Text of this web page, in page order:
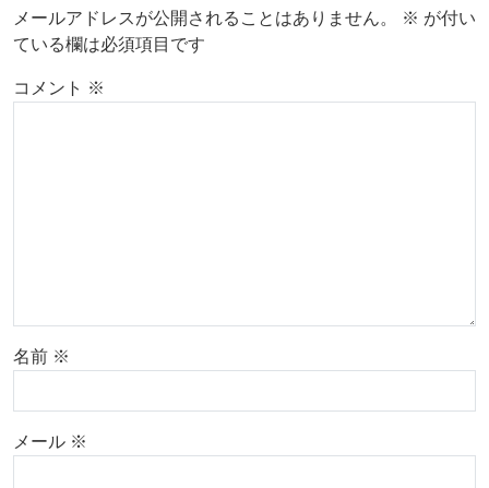
メールアドレスが公開されることはありません。 ※ が付い
ている欄は必須項目です
コメント ※
名前 ※
メール ※